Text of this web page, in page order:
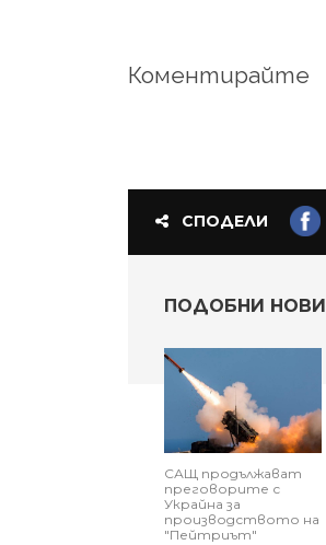
Коментирайте
СПОДЕЛИ
ПОДОБНИ
САЩ продължават
преговорите с
Украйна за
производството на
"Пейтриът"